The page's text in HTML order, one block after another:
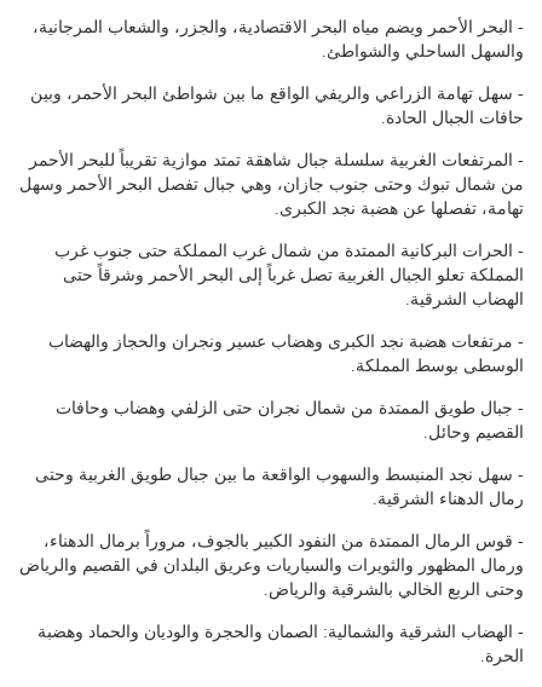
- البحر الأحمر ويضم مياه البحر الاقتصادية، والجزر، والشعاب المرجانية،
والسهل الساحلي والشواطئ.
- سهل تهامة الزراعي والريفي الواقع ما بين شواطئ البحر الأحمر، وبين
حافات الجبال الحادة.
- المرتفعات الغربية سلسلة جبال شاهقة تمتد موازية تقريباً للبحر الأحمر
من شمال تبوك وحتى جنوب جازان، وهي جبال تفصل البحر الأحمر وسهل
تهامة، تفصلها عن هضبة نجد الكبرى.
- الحرات البركانية الممتدة من شمال غرب المملكة حتى جنوب غرب
المملكة تعلو الجبال الغربية تصل غرباً إلى البحر الأحمر وشرقاً حتى
الهضاب الشرقية.
- مرتفعات هضبة نجد الكبرى وهضاب عسير ونجران والحجاز والهضاب
الوسطى بوسط المملكة.
- جبال طويق الممتدة من شمال نجران حتى الزلفي وهضاب وحافات
القصيم وحائل.
- سهل نجد المنبسط والسهوب الواقعة ما بين جبال طويق الغربية وحتى
رمال الدهناء الشرقية.
- قوس الرمال الممتدة من النفود الكبير بالجوف، مروراً برمال الدهناء،
ورمال المظهور والثويرات والسياريات وعريق البلدان في القصيم والرياض
وحتى الربع الخالي بالشرقية والرياض.
- الهضاب الشرقية والشمالية: الصمان والحجرة والوديان والحماد وهضبة
الحرة.